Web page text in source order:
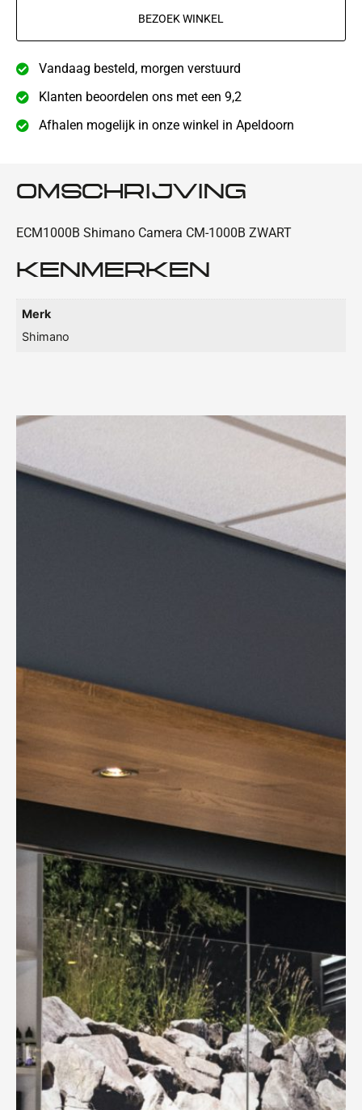
BEZOEK WINKEL
Vandaag besteld, morgen verstuurd
Klanten beoordelen ons met een 9,2
Afhalen mogelijk in onze winkel in Apeldoorn
OMSCHRIJVING
ECM1000B Shimano Camera CM-1000B ZWART
KENMERKEN
Merk
Shimano